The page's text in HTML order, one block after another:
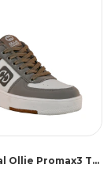
Tênis Casual Ollie Promax3 Taupe